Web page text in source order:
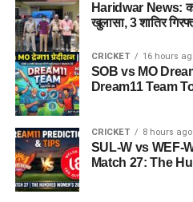
Haridwar News:
खुलासा, 3 शातिर
CRICKET 16 hours
SOB vs MO
Dream11 Team
CRICKET 8 hours ago
SUL-W vs WEF-
Match 27: The